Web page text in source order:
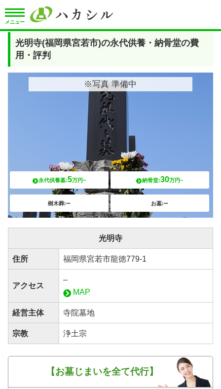
メニュー
光明寺(福岡県宮若市)の永代供養・納骨堂の費
用・評判
※写真 準備中
永代供養墓:5万円~ 納骨堂:30万円~
樹木葬:– お墓:–
光明寺
住所 福岡県宮若市龍徳779-1
アクセス
–
MAP
経営主体 寺院墓地
宗教 浄土宗
【お墓じまいを全て代行】